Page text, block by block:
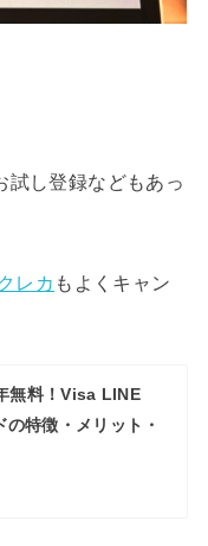
試し登録などもあっ
レカ もよくキャン
無料！Visa LINE
特徴・メリット・